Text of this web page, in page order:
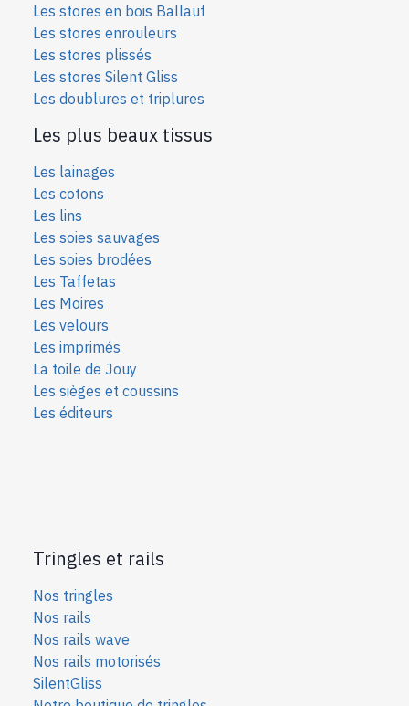
Les stores en bois Ballauf
Les stores enrouleurs
Les stores plissés
Les stores Silent Gliss
Les doublures et triplures
Les plus beaux tissus
Les lainages
Les cotons
Les lins
Les soies sauvages
Les soies brodées
Les Taffetas
Les Moires
Les velours
Les imprimés
La toile de Jouy
Les sièges et coussins
Les éditeurs
Tringles et rails
Nos tringles
Nos rails
Nos rails wave
Nos rails motorisés
SilentGliss